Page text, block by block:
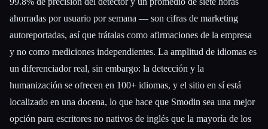
ahorradas por usuario por semana — son cifras de marketing
autoreportadas, así que trátalas como afirmaciones de la empresa
y no como mediciones independientes. La amplitud de idiomas es
un diferenciador real, sin embargo: la detección y la
humanización se ofrecen en 100+ idiomas, y el sitio en sí está
localizado en una docena, lo que hace que Smodin sea una mejor
opción para escritores no nativos de inglés que la mayoría de los